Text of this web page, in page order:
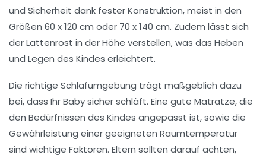
und Sicherheit dank fester Konstruktion, meist in den
Größen 60 x 120 cm oder 70 x 140 cm. Zudem lässt sich
derLattenrost in der Höhe verstellen, was das Heben
und Legen des Kindes erleichtert.
Die richtige Schlafumgebung trägt maßgeblich dazu
bei, dass Ihr Baby sicher schläft. Eine gute Matratze, die
den Bedürfnissen des Kindes angepasst ist, sowie die
Gewährleistung einer geeigneten Raumtemperatur
sind wichtige Faktoren. Eltern sollten darauf achten,